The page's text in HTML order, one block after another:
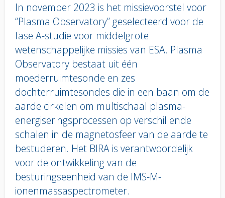
In november 2023 is het missievoorstel voor
“Plasma Observatory” geselecteerd voor de
fase A-studie voor middelgrote
wetenschappelijke missies van ESA. Plasma
Observatory bestaat uit één
moederruimtesonde en zes
dochterruimtesondes die in een baan om de
aarde cirkelen om multischaal plasma-
energiseringsprocessen op verschillende
schalen in de magnetosfeer van de aarde te
bestuderen. Het BIRA is verantwoordelijk
voor de ontwikkeling van de
besturingseenheid van de IMS-M-
ionenmassaspectrometer.